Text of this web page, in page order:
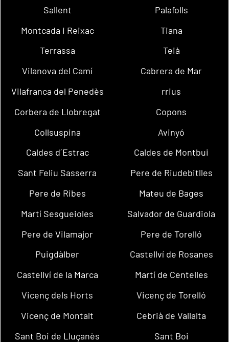
Sallent
Palafolls
Montcada i Reixac
Tiana
Terrassa
Teià
Vilanova del Camí
Cabrera de Mar
Vilafranca del Penedès
rrius
Corbera de Llobregat
Copons
Collsuspina
Avinyó
Caldes d´Estrac
Caldes de Montbui
Sant Feliu Sasserra
Pere de Riudebitlles
Pere de Ribes
Mateu de Bages
Martí Sesgueioles
Salvador de Guardiola
Pere de Vilamajor
Pere de Torelló
Puigdàlber
Castellví de Rosanes
Castellví de la Marca
Martí de Centelles
Vicenç dels Horts
Vicenç de Torelló
Vicenç de Montalt
Cebrià de Vallalta
Sant Boi de Lluçanès
Sant Boi